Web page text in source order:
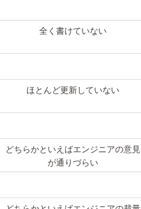
全く書けていない
ほとんど更新していない
どちらかといえばエンジニアの意見
が通りづらい